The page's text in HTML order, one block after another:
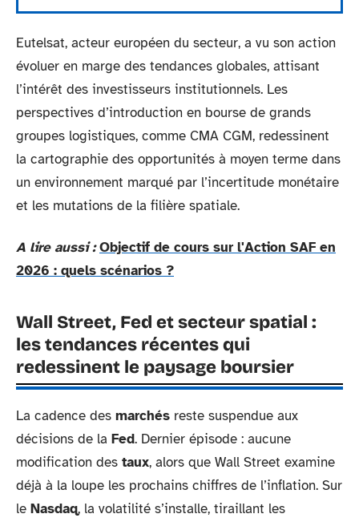
Eutelsat, acteur européen du secteur, a vu son action
évoluer en marge des tendances globales, attisant
l’intérêt des investisseurs institutionnels. Les
perspectives d’introduction en bourse de grands
groupes logistiques, comme CMA CGM, redessinent
la cartographie des opportunités à moyen terme dans
un environnement marqué par l’incertitude monétaire
et les mutations de la filière spatiale.
A lire aussi : Objectif de cours sur l'Action SAF en
2026 : quels scénarios ?
Wall Street, Fed et secteur spatial :
les tendances récentes qui
redessinent le paysage boursier
La cadence des marchés reste suspendue aux
décisions de la Fed. Dernier épisode : aucune
modification des taux, alors que Wall Street examine
déjà à la loupe les prochains chiffres de l’inflation. Sur
le Nasdaq, la volatilité s’installe, tiraillant les